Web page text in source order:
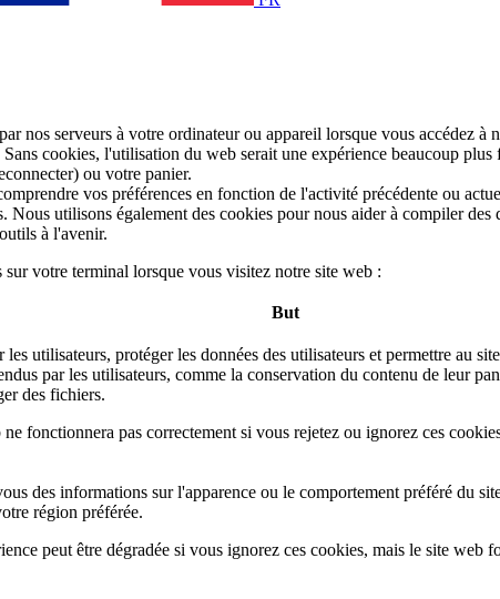
nos serveurs à votre ordinateur ou appareil lorsque vous accédez
cookies, l'utilisation du web serait une expérience beaucoup
ou votre panier.
vos préférences en fonction de l'activité précédente ou
utilisons également des cookies pour nous aider à compiler
à l'avenir.
votre terminal lorsque vous visitez notre site web :
But
utilisateurs, protéger les données des utilisateurs et permettre au
par les utilisateurs, comme la conservation du contenu de leur
des fichiers.
fonctionnera pas correctement si vous rejetez ou ignorez ces
des informations sur l'apparence ou le comportement préféré du
région préférée.
peut être dégradée si vous ignorez ces cookies, mais le site web